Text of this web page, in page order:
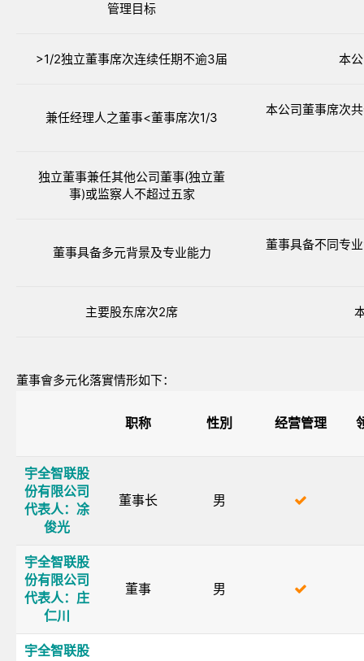
管理目标
>1/2独立董事席次连续任期不逾3届 本
兼任经理人之董事<董事席次1/3
本公司董事席次
独立董事兼任其他公司董事(独立董
事)或监察人不超过五家
董事具备多元背景及专业能力
董事具备不同专
主要股东席次2席
董事會多元化落實情形如下：
职称 性別 经营管理
宇全智联股
份有限公司
代表人：凃
俊光
董事长 男
宇全智联股
份有限公司
代表人：庄
仁川
董事 男
宇全智联股